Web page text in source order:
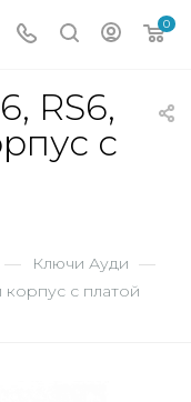
0
RS6,
с
— Ключи Ауди —
корпус с платой